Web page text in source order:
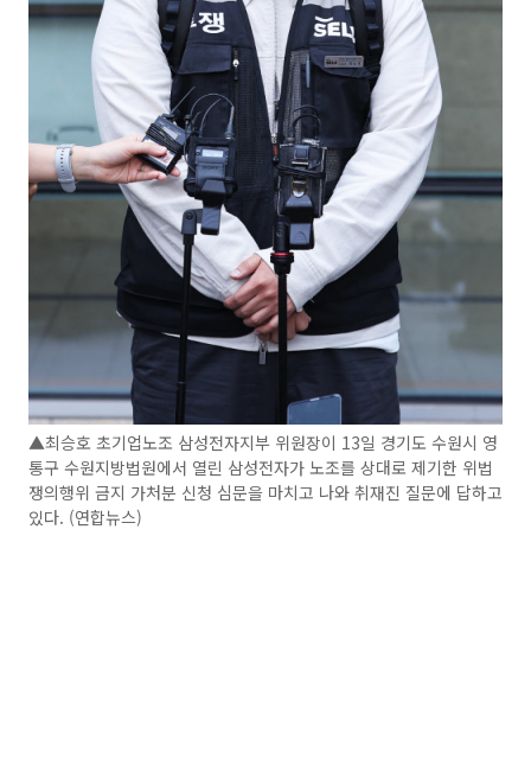
▲최승호 초기업노조 삼성전자지부 위원장이 13일 경기도 수원시 영
통구 수원지방법원에서 열린 삼성전자가 노조를 상대로 제기한 위법
쟁의행위 금지 가처분 신청 심문을 마치고 나와 취재진 질문에 답하고
있다. (연합뉴스)